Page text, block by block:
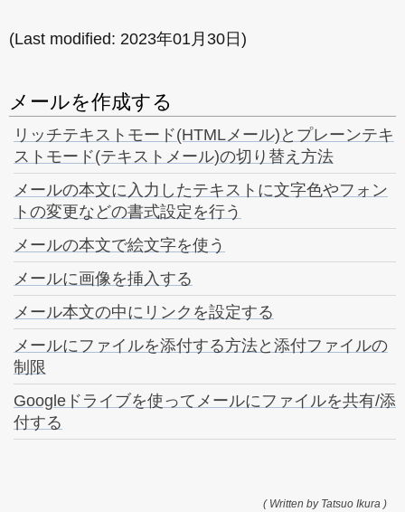
(Last modified: 2023年01月30日 )
メールを作成する
リッチテキストモード(HTMLメール)とプレーンテキ
ストモード(テキストメール)の切り替え方法
メールの本文に入力したテキストに文字色やフォン
トの変更などの書式設定を行う
メールの本文で絵文字を使う
メールに画像を挿入する
メール本文の中にリンクを設定する
メールにファイルを添付する方法と添付ファイルの
制限
Googleドライブを使ってメールにファイルを共有/添
付する
( Written by Tatsuo Ikura )